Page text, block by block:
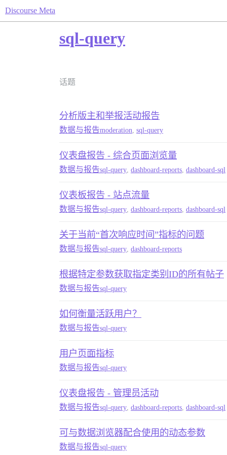
Discourse Meta
sql-query
话题
分析版主和举报活动报告
数据与报告moderation sql-query
仪表盘报告 - 综合页面浏览量
数据与报告sql-query dashboard-reports dashboard-sql
仪表板报告 - 站点流量
数据与报告sql-query dashboard-reports dashboard-sql
关于当前“首次响应时间”指标的问题
数据与报告sql-query dashboard-reports
根据特定参数获取指定类别ID的所有帖子
数据与报告sql-query
如何衡量活跃用户？
数据与报告sql-query
用户页面指标
数据与报告sql-query
仪表盘报告 - 管理员活动
数据与报告sql-query dashboard-reports dashboard-sql
可与数据浏览器配合使用的动态参数
数据与报告sql-query